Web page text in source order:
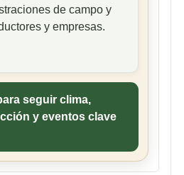
de campo y
y empresas.
seguir clima,
y eventos clave